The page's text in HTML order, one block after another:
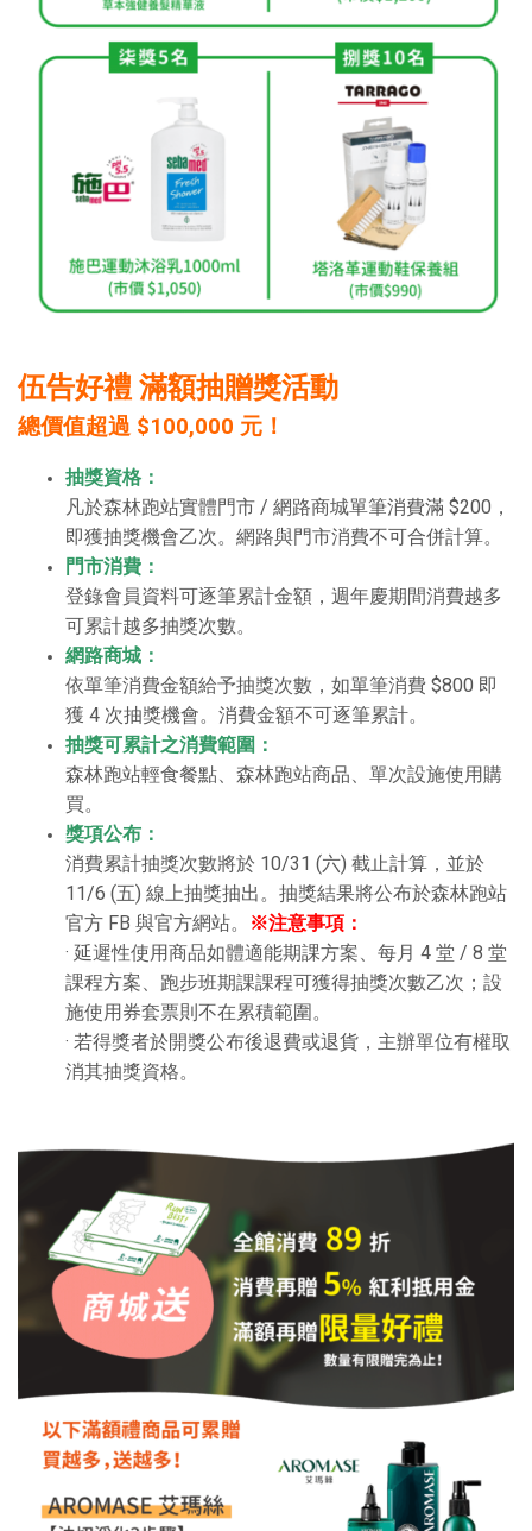
伍告好禮 滿額抽贈獎活動
總價值超過 $100,000 元！
抽獎資格：
凡於森林跑站實體門市 / 網路商城單筆消費滿 $200，
即獲抽獎機會乙次。網路與門市消費不可合併計算。
門市消費：
登錄會員資料可逐筆累計金額，週年慶期間消費越多
可累計越多抽獎次數。
網路商城：
依單筆消費金額給予抽獎次數，如單筆消費 $800 即
獲 4 次抽獎機會。消費金額不可逐筆累計。
抽獎可累計之消費範圍：
森林跑站輕食餐點、森林跑站商品、單次設施使用購
買。
獎項公布：
消費累計抽獎次數將於 10/31 (六) 截止計算，並於
11/6 (五) 線上抽獎抽出。抽獎結果將公布於森林跑站
官方 FB 與官方網站。
※注意事項：
· 延遲性使用商品如體適能期課方案、每月 4 堂 / 8 堂
課程方案、跑步班期課課程可獲得抽獎次數乙次；設
施使用券套票則不在累積範圍。
· 若得獎者於開獎公布後退費或退貨，主辦單位有權取
消其抽獎資格。